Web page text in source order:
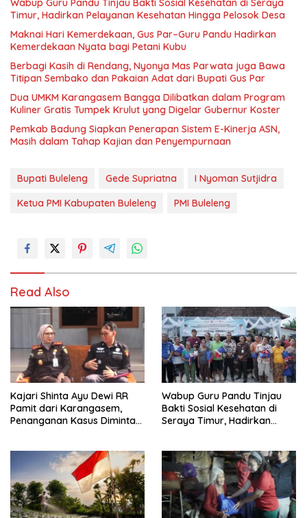
Wabup Guru Pandu Tinjau Bakti Sosial Kesehatan di Seraya
Timur, Hadirkan Pelayanan Kesehatan Hingga Pelosok Desa
Maknai Hari Kemerdekaan, Gus Par–Guru Pandu Hadirkan
Kemerdekaan Nyata bagi Petani Kubu
Berbagi Kasih di Rendang, Nyonya Mas Parwata juga Bawa
Titipan Sembako dan Pakaian Adat dari Bupati Gus Par
Dua UMKM Karangasem Bangga Dilibatkan dalam Program
Kuliner Gratis Tumpek Krulut yang Digelar Gubernur Koster
Pemkab Badung Siapkan Penerapan Sistem E-Kinerja ASN,
Masih dalam Tahap Kajian dan Penyempurnaan
Bupati Buleleng Gede Supriatna
I Nyoman Sutjidra
Ketua PMI Kabupaten Buleleng
PMI Buleleng
Read Also
Kajari Shinta Ayu Dewi RR
Pamit dari Karangasem,
Penanganan Kasus Diminta
Wabup Guru Pandu Tinjau
Bakti Sosial Kesehatan di
Seraya Timur, Hadirkan